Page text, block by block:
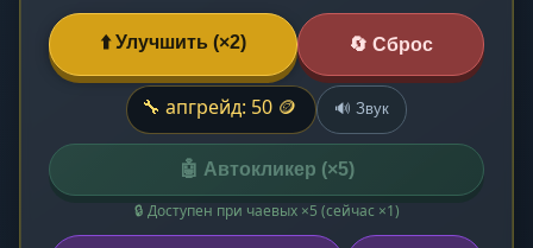
⬆️ Улучшить (×2) 🔄 Сброс
🔧 апгрейд: 50 🪙 🔊 Звук
🤖 Автокликер (×5)
🔒 Доступен при чаевых ×5 (сейчас ×1)